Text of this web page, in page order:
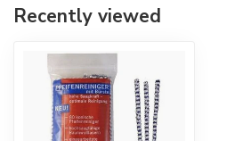
Recently viewed